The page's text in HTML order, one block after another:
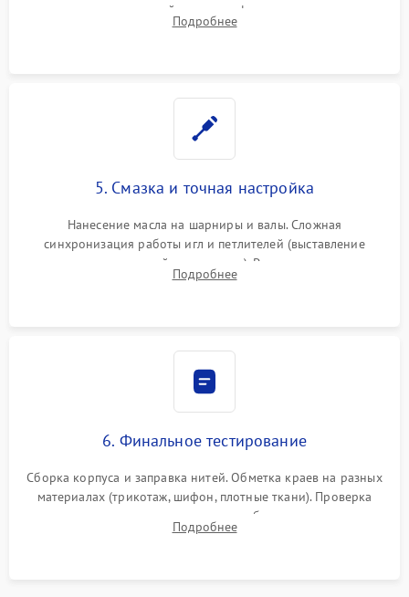
новых петлителей взамен деформированных.
Восстановление контактов в педали и цепях
Подробнее
5. Смазка и точная настройка
Нанесение масла на шарниры и валы. Сложная
синхронизация работы игл и петлителей (выставление
зазоров до сотых долей миллиметра). Регулировка прижима
ножей, ширины обметки и хода дифференциального
Подробнее
6. Финальное тестирование
Сборка корпуса и заправка нитей. Обметка краев на разных
материалах (трикотаж, шифон, плотные ткани). Проверка
ровности среза, эластичности шва, работы ролевого шва и
отсутствия стягивания или волнистости ткани.
Подробнее